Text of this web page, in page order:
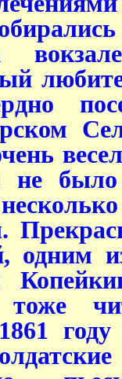
не было
одним
тоже
году